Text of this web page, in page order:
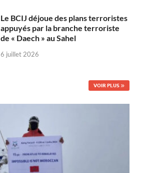
Le BCIJ déjoue des plans terroristes
appuyés par la branche terroriste
de « Daech » au Sahel
6 juillet 2026
VOIR PLUS